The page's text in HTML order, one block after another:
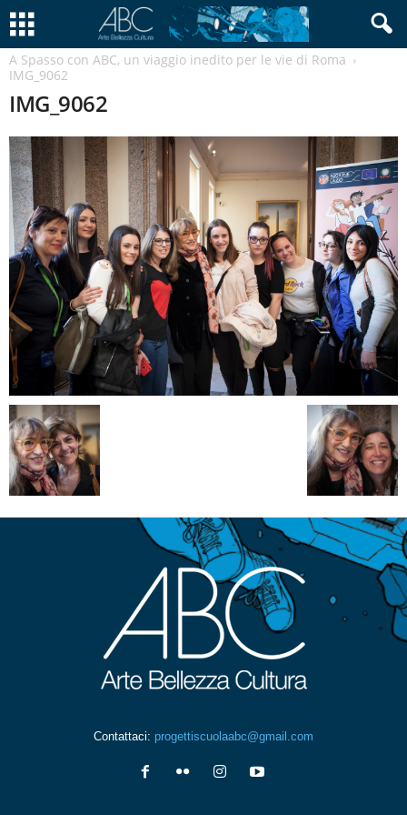
A Spasso con ABC, un viaggio inedito per le vie di Roma
IMG_9062
IMG_9062
Contattaci: progettiscuolaabc@gmail.com